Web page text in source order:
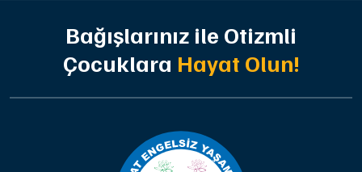
Bağışlarınız ile Otizmli
Çocuklara Hayat Olun!